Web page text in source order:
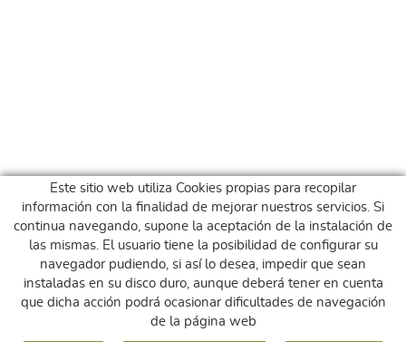
Este sitio web utiliza Cookies propias para recopilar
información con la finalidad de mejorar nuestros servicios. Si
continua navegando, supone la aceptación de la instalación de
las mismas. El usuario tiene la posibilidad de configurar su
navegador pudiendo, si así lo desea, impedir que sean
instaladas en su disco duro, aunque deberá tener en cuenta
que dicha acción podrá ocasionar dificultades de navegación
de la página web